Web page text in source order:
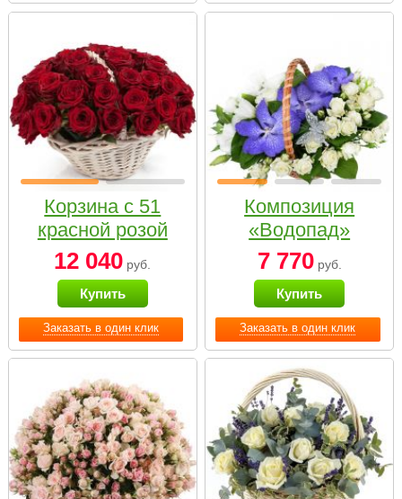
Заказать в один клик
Корзина с 51
красной розой
12 040 руб.
Купить
Заказать в один клик
Композиция
«Водопад»
7 770руб.
Купить